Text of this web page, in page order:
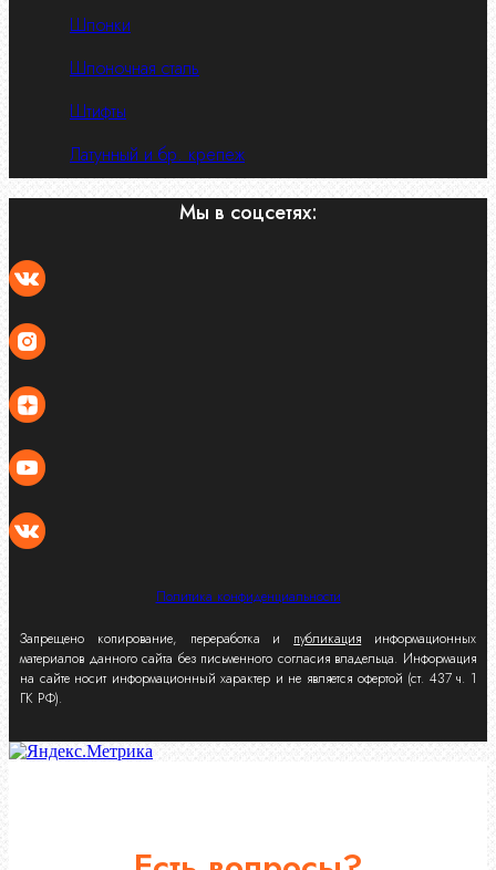
Шпонки
Шпоночная сталь
Штифты
Латунный и бр. крепеж
Мы в соцсетях:
Политика конфиденциальности
Запрещено копирование, переработка и публикация информационных
материалов данного сайта без письменного согласия владельца. Информация
на сайте носит информационный характер и не является офертой (ст. 437 ч. 1
ГК РФ).